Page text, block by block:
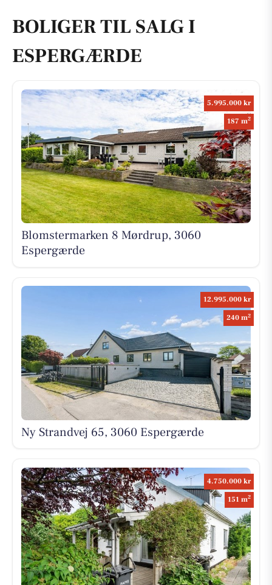
BOLIGER TIL SALG I
ESPERGÆRDE
5.995.000 kr
187 m2
Blomstermarken 8 Mørdrup, 3060
Espergærde
12.995.000 kr
240 m2
Ny Strandvej 65, 3060 Espergærde
4.750.000 kr
151 m2